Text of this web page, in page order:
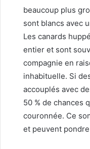
beaucoup plus
sont blancs avec
Les canards
entier et sont
compagnie en
inhabituelle. Si
accouplés avec
50 % de chances
couronnée. Ce
et peuvent